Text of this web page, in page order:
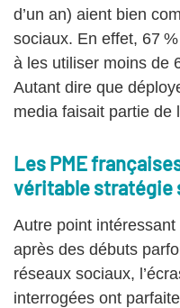
d’un an) aient bien
sociaux. En effet, 67
à les utiliser moins de
Autant dire que
media faisait partie
Les PME
véritable stratégie
Autre point
après des débuts
réseaux sociaux,
interrogées ont